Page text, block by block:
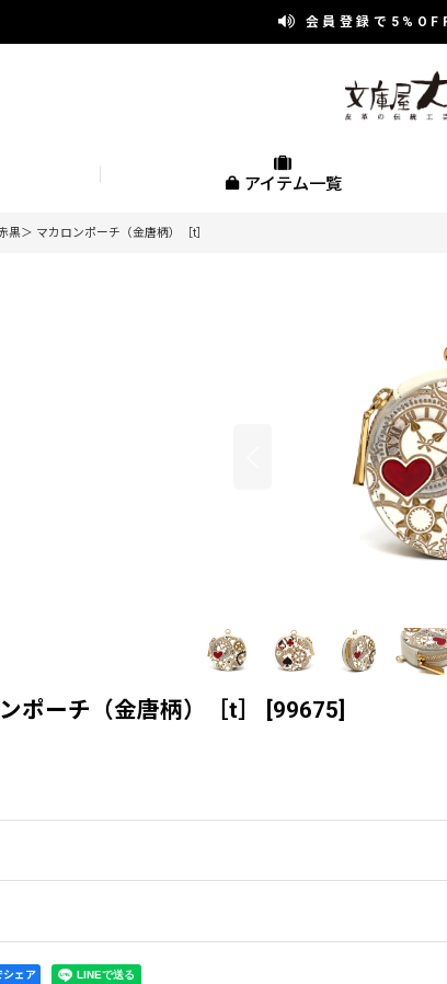
会員登録で
アイテム一覧
黒＞ マカロンポーチ（金唐柄）［t］
ポーチ（金唐柄）［t］ 99675
ェア